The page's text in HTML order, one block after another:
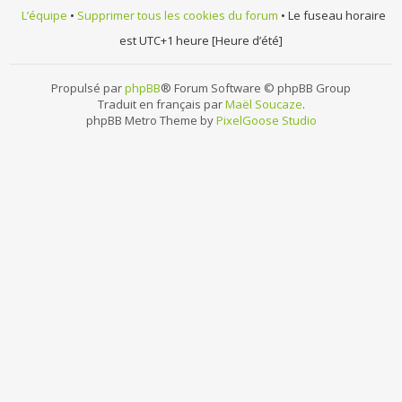
L’équipe • Supprimer tous les cookies du forum • Le fuseau horaire
est UTC+1 heure [Heure d’été]
Propulsé parphpBB® Forum Software © phpBB Group
Traduit en français parMaël Soucaze.
phpBB Metro Theme byPixelGoose Studio